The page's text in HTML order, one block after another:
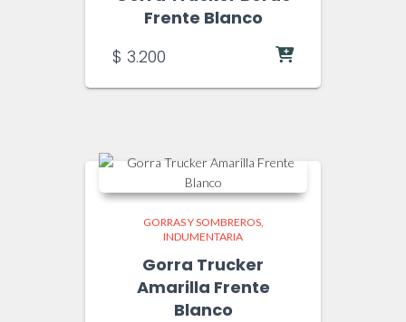
Frente Blanco
$ 3.200
GORRAS Y SOMBREROS
INDUMENTARIA
Gorra Trucker
Amarilla Frente
Blanco